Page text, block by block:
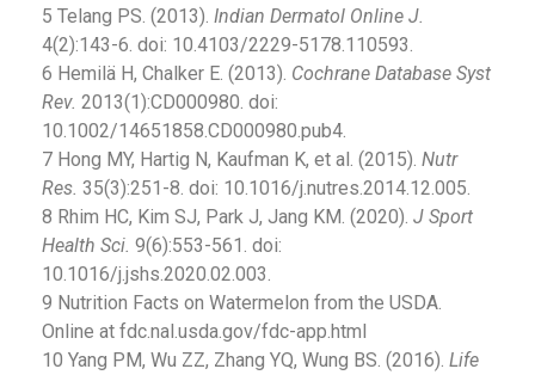
5 Telang PS. (2013). Indian Dermatol Online J.
4(2):143-6. doi: 10.4103/2229-5178.110593.
6 Hemilä H, Chalker E. (2013). Cochrane Database Syst
Rev. 2013(1):CD000980. doi:
10.1002/14651858.CD000980.pub4.
7 Hong MY, Hartig N, Kaufman K, et al. (2015). Nutr
Res. 35(3):251-8. doi: 10.1016/j.nutres.2014.12.005.
8 Rhim HC, Kim SJ, Park J, Jang KM. (2020). J Sport
Health Sci. 9(6):553-561. doi:
10.1016/j.jshs.2020.02.003.
9 Nutrition Facts on Watermelon from the USDA.
Online at fdc.nal.usda.gov/fdc-app.html
10 Yang PM, Wu ZZ, Zhang YQ, Wung BS. (2016). Life